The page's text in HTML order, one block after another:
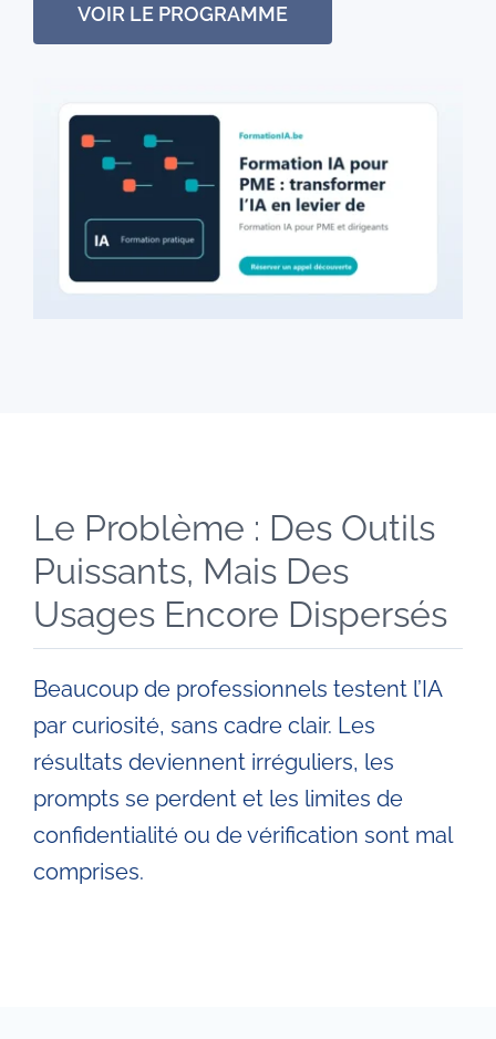
VOIR LE PROGRAMME
Le Problème : Des Outils
Puissants, Mais Des
Usages Encore Dispersés
Beaucoup de professionnels testent l’IA
par curiosité, sans cadre clair. Les
résultats deviennent irréguliers, les
prompts se perdent et les limites de
confidentialité ou de vérification sont mal
comprises.